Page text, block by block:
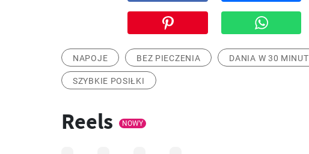
NAPOJE BEZ PIECZENIA DANIA W 30 MINUT
SZYBKIE POSIŁKI
Reels NOWY